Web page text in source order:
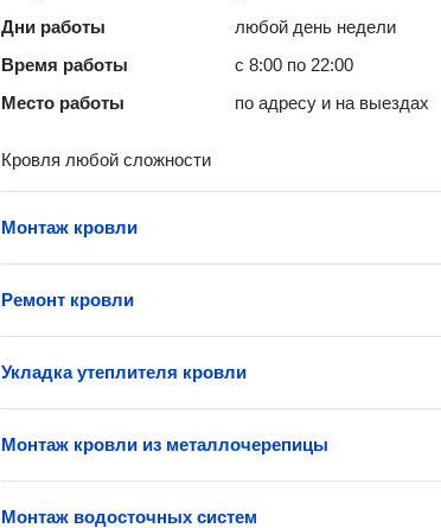
Дни работы
любой день недели
Время работы
с 8:00 по 22:00
Место работы
по адресу и на выездах
Кровля любой сложности
Монтаж кровли
Ремонт кровли
Укладка утеплителя кровли
Монтаж кровли из металлочерепицы
Монтаж водосточных систем